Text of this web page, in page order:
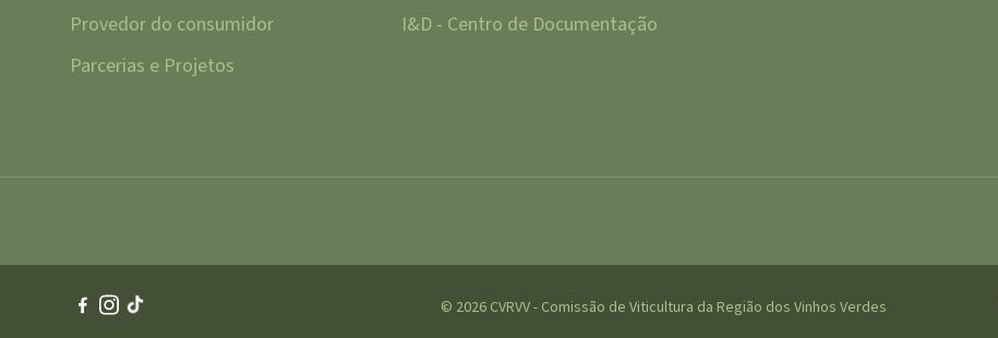
Provedor do consumidor
Parcerias e Projetos
I&D - Centro de Documentação
© 2026 CVRVV - Comissão de Viticultura da Região dos Vinhos Verdes